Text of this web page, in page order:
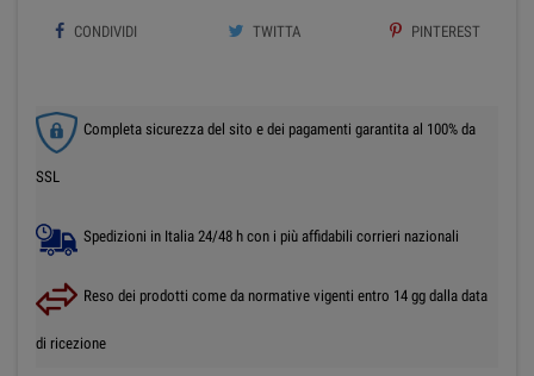
CONDIVIDI TWITTA PINTEREST
Completa sicurezza del sito e dei pagamenti garantita al 100% da
SSL
Spedizioni in Italia 24/48 h con i più affidabili corrieri nazionali
Reso dei prodotti come da normative vigenti entro 14 gg dalla data
di ricezione